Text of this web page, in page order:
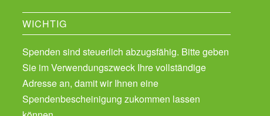
WICHTIG
Spenden sind steuerlich abzugsfähig. Bitte geben
Sie im Verwendungszweck Ihre vollständige
Adresse an, damit wir Ihnen eine
Spendenbescheinigung zukommen lassen